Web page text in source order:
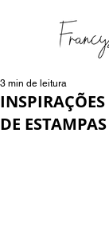
DE ESTAMPAS
3 min de leitura